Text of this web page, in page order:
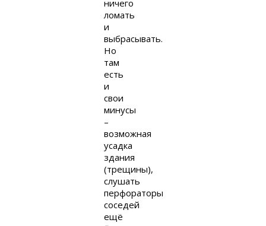
ничего
ломать
и
выбрасывать.
Но
там
есть
и
свои
минусы
–
возможная
усадка
здания
(трещины),
слушать
перфораторы
соседей
ещё